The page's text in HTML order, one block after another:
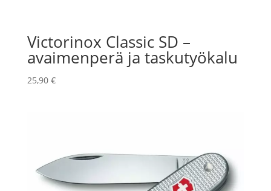
Victorinox Classic SD –
avaimenperä ja taskutyökalu
25,90 €